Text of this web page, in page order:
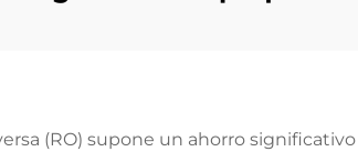
para
por ósmosis
(RO) supone un ahorro